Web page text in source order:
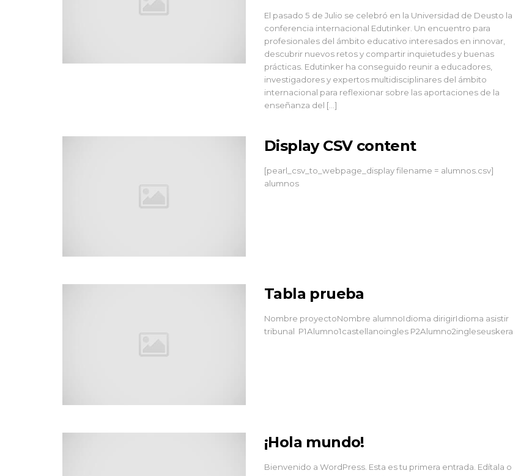
El pasado 5 de Julio se celebró en la Universidad de Deusto la
conferencia internacional Edutinker. Un encuentro para
profesionales del ámbito educativo interesados en innovar,
descubrir nuevos retos y compartir inquietudes y buenas
prácticas. Edutinker ha conseguido reunir a educadores,
investigadores y expertos multidisciplinares del ámbito
internacional para reflexionar sobre las aportaciones de la
enseñanza del […]
Display CSV content
[pearl_csv_to_webpage_display filename = alumnos.csv]
alumnos
Tabla prueba
Nombre proyectoNombre alumnoIdioma dirigirIdioma asistir
tribunal P1Alumno1castellanoingles P2Alumno2ingleseuskera
¡Hola mundo!
Bienvenido a WordPress. Esta es tu primera entrada. Edítala o